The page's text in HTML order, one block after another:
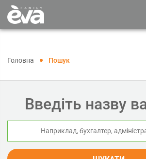
Головна Пошук
Введіть назву